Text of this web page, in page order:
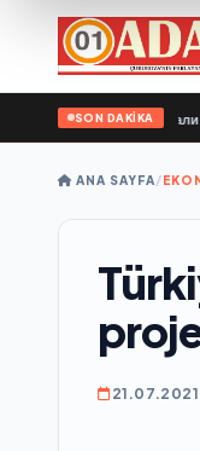
SON DAKİKA
передали
ANA SAYFA/